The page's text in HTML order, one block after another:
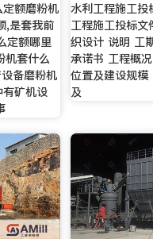
额磨粉机
,是套我前
定额哪里
机套什么
备磨粉机
矿机设
水利工程施工
工程施工投标
织设计 说明 工
承诺书 工程概
位置及建设规
及